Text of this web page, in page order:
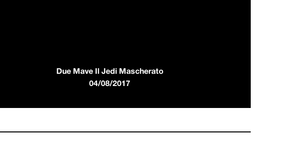
Due Mave Il Jedi Mascherato
04/08/2017